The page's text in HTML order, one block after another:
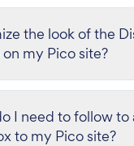
the look of the
my Pico site?
I need to follow to
to my Pico site?